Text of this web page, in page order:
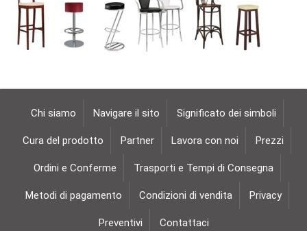
Chi siamo Navigare il sito Significato dei simboli
Cura del prodotto Partner Lavora con noi Prezzi
Ordini e Conferme Trasporti e Tempi di Consegna
Metodi di pagamento Condizioni di vendita Privacy
Preventivi Contattaci